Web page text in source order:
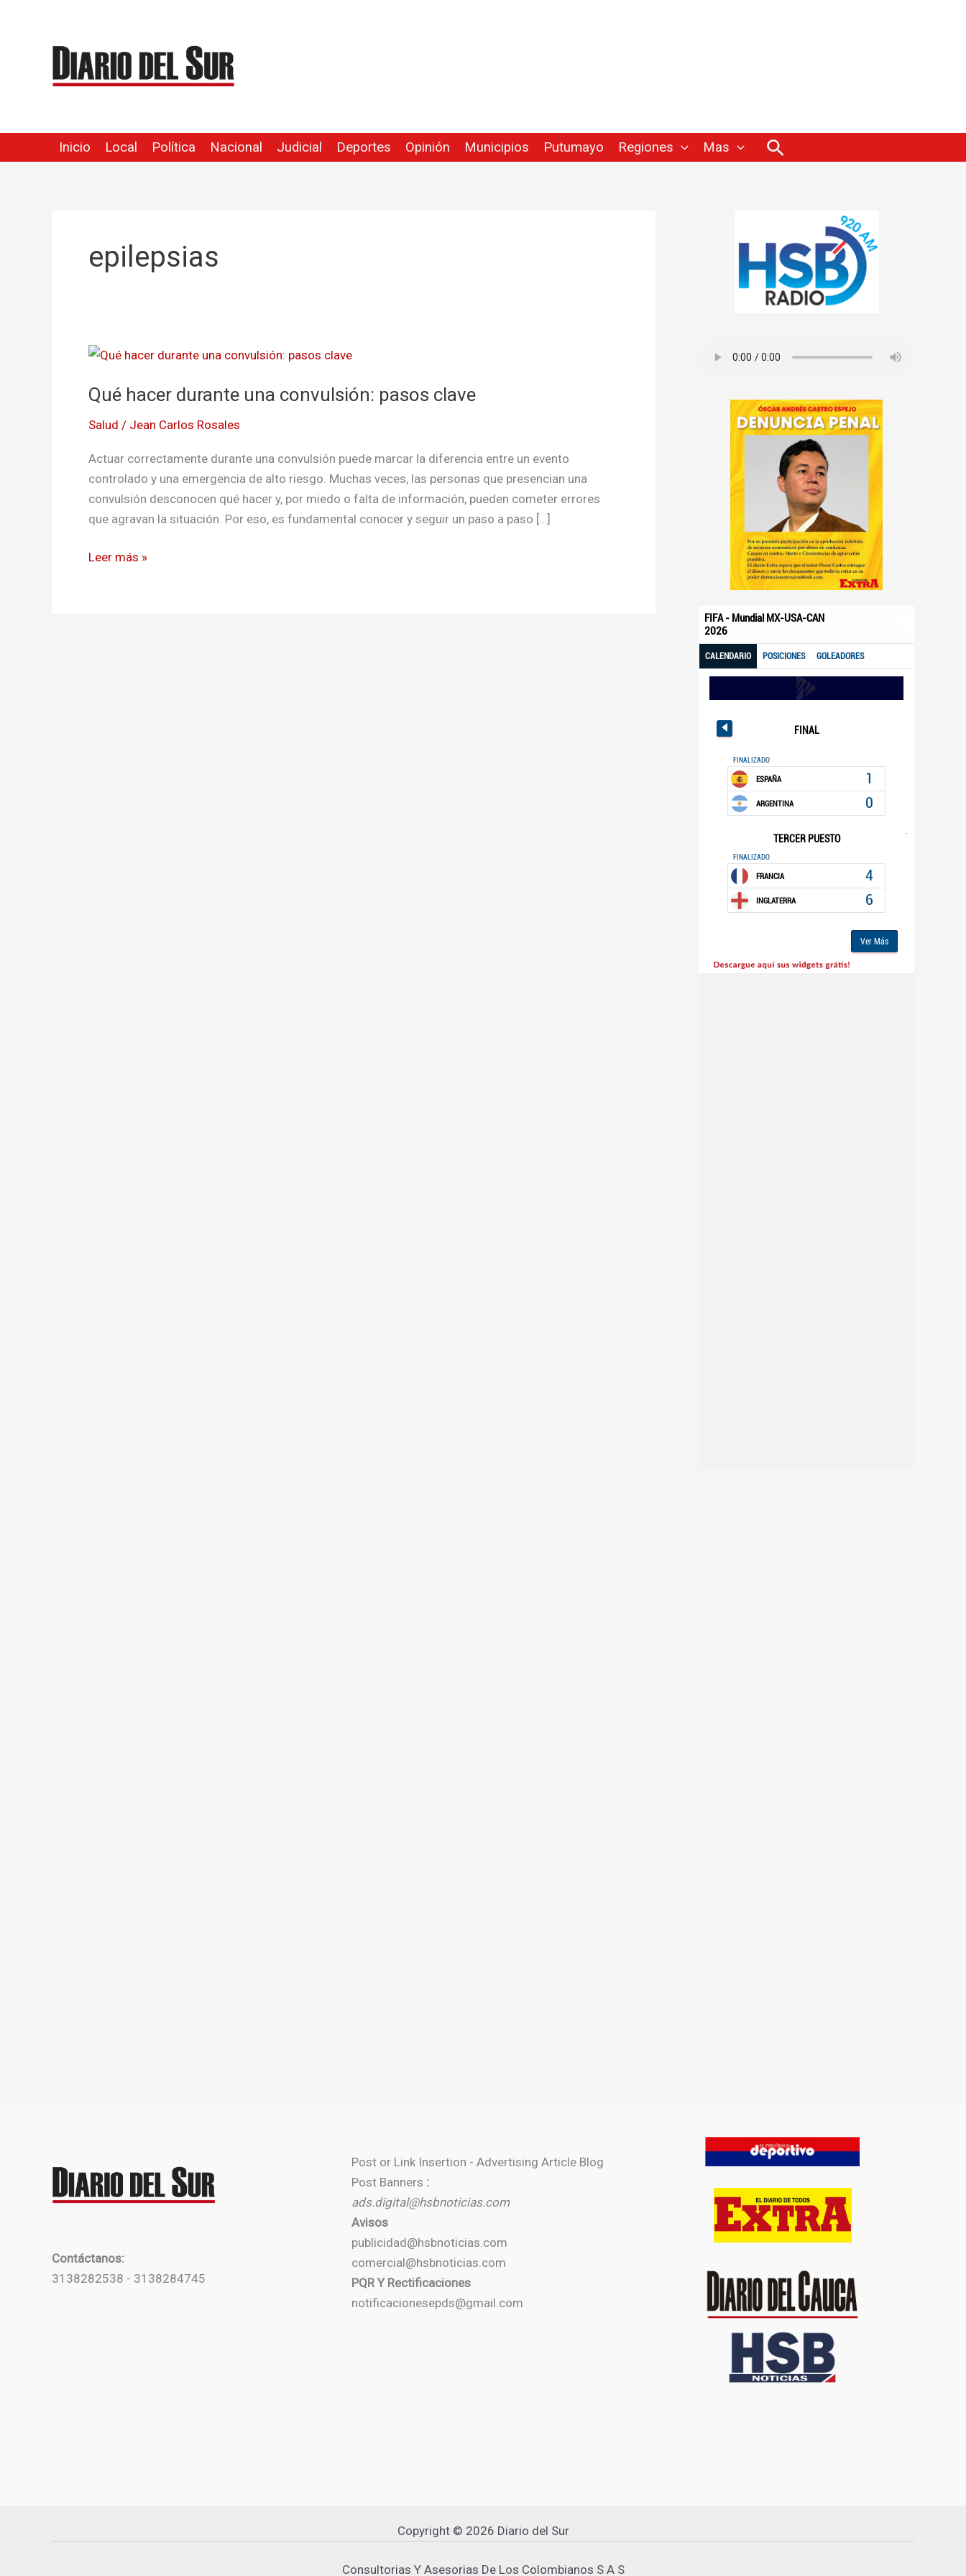
contenido
Inicio Local Política Nacional Judicial Deportes Opinión Municipios Putumayo Regiones Mas Buscar
epilepsias
Qué hacer durante una convulsión: pasos clave
Salud / Jean Carlos Rosales
Actuar correctamente durante una convulsión puede marcar la diferencia entre un evento
controlado y una emergencia de alto riesgo. Muchas veces, las personas que presencian una
convulsión desconocen qué hacer y, por miedo o falta de información, pueden cometer errores
que agravan la situación. Por eso, es fundamental conocer y seguir un paso a paso […]
Qué
durante
convulsión:
pasos
clave
Leer más »
Contáctanos:
3138282538 - 3138284745
Post or Link Insertion - Advertising Article Blog
Post Banners :
ads.digital@hsbnoticias.com
Avisos
publicidad@hsbnoticias.com
comercial@hsbnoticias.com
PQR Y Rectificaciones
notificacionesepds@gmail.com
Copyright © 2026 Diario del Sur
Consultorias Y Asesorias De Los Colombianos S A S